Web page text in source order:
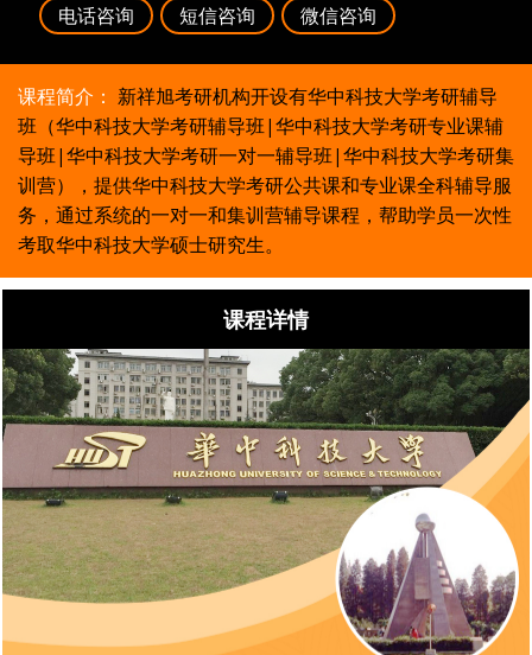
电话咨询 短信咨询 微信咨询
课程简介： 新祥旭考研机构开设有华中科技大学考研辅导
班（华中科技大学考研辅导班|华中科技大学考研专业课辅
导班|华中科技大学考研一对一辅导班|华中科技大学考研集
训营），提供华中科技大学考研公共课和专业课全科辅导服
务，通过系统的一对一和集训营辅导课程，帮助学员一次性
考取华中科技大学硕士研究生。
课程详情